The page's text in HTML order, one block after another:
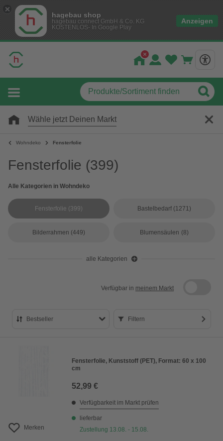
hagebau shop
hagebau connect GmbH & Co. KG
KOSTENLOS- In Google Play
Anzeigen
Wähle jetzt Deinen Markt
Wohndeko Fensterfolie
Fensterfolie (399)
Alle Kategorien in Wohndeko
Fensterfolie (399) Bastelbedarf (1271)
Bilderrahmen (449) Blumensäulen (8)
alle Kategorien
Verfügbar in meinem Markt
Bestseller
Preis aufsteigend
Filtern
Merken
Fensterfolie, Kunststoff (PET), Format: 60 x 100
cm
52,99 €
Verfügbarkeit im Markt prüfen
lieferbar
Zustellung 13.08. - 15.08.